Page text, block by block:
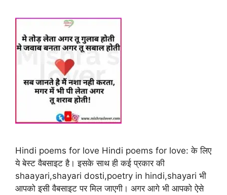
Hindi poems for love Hindi poems for love: के लिए
ये बेस्ट वैबसाइट है। इसके साथ ही कई प्रकार की
shaayari,shayari dosti,poetry in hindi,shayari भी
आपको इसी वैबसाइट पर मिल जाएगी। अगर आगे भी आपको ऐसे